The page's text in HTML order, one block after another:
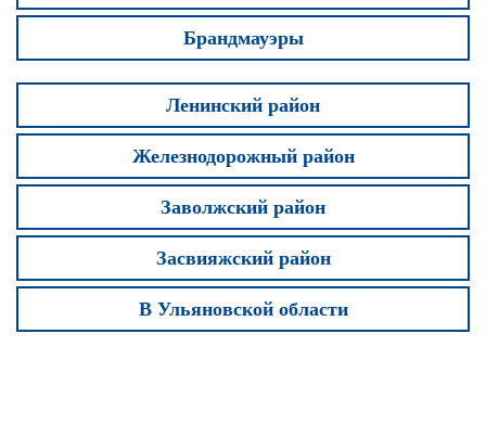
Брандмауэры
Ленинский район
Железнодорожный район
Заволжский район
Засвияжский район
В Ульяновской области